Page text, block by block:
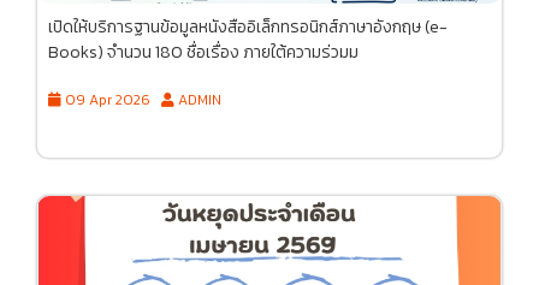
เปิดให้บริการฐานข้อมูลหนังสืออิเล็กทรอนิกส์ภาษาอังกฤษ (e-
Books) จำนวน 180 ชื่อเรื่อง ภายใต้ความร่วมม
09 Apr 2026 ADMIN